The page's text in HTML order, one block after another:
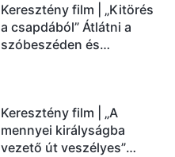
Keresztény film | „Kitörés
a csapdából” Átlátni a
szóbeszéden és
Keresztény film | „A
mennyei királyságba
vezető út veszélyes”